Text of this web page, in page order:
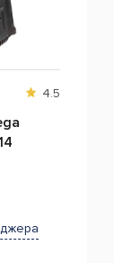
4.5